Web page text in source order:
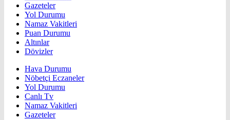
Gazeteler
Yol Durumu
Namaz Vakitleri
Puan Durumu
Altınlar
Dövizler
Hava Durumu
Nöbetçi Eczaneler
Yol Durumu
Canlı Tv
Namaz Vakitleri
Gazeteler